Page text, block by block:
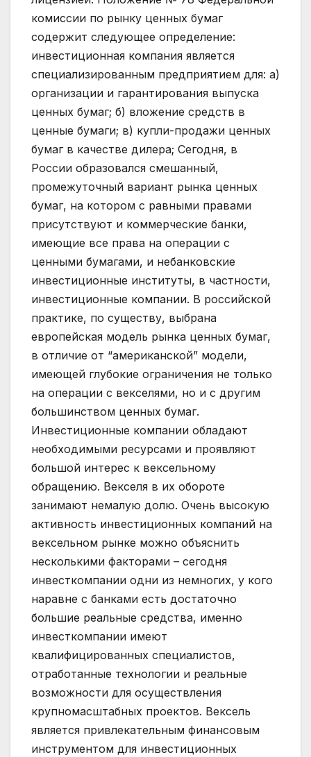
комиссии по рынку ценных бумаг
содержит следующее определение:
инвестиционная компания является
специализированным предприятием для: а)
организации и гарантирования выпуска
ценных бумаг; б) вложение средств в
ценные бумаги; в) купли-продажи ценных
бумаг в качестве дилера; Сегодня, в
России образовался смешанный,
промежуточный вариант рынка ценных
бумаг, на котором с равными правами
присутствуют и коммерческие банки,
имеющие все права на операции с
ценными бумагами, и небанковские
инвестиционные институты, в частности,
инвестиционные компании. В российской
практике, по существу, выбрана
европейская модель рынка ценных бумаг,
в отличие от “американской” модели,
имеющей глубокие ограничения не только
на операции с векселями, но и с другим
большинством ценных бумаг.
Инвестиционные компании обладают
необходимыми ресурсами и проявляют
большой интерес к вексельному
обращению. Векселя в их обороте
занимают немалую долю. Очень высокую
активность инвестиционных компаний на
вексельном рынке можно объяснить
несколькими факторами – сегодня
инвесткомпании одни из немногих, у кого
наравне с банками есть достаточно
большие реальные средства, именно
инвесткомпании имеют
квалифицированных специалистов,
отработанные технологии и реальные
возможности для осуществления
крупномасштабных проектов. Вексель
является привлекательным финансовым
инструментом для инвестиционных